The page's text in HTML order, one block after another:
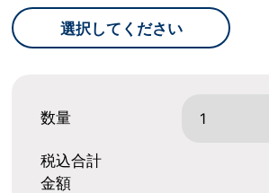
選択してください
数量
税込合計
金額